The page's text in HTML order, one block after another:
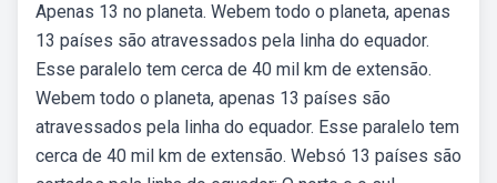
Apenas 13 no planeta. Webem todo o planeta, apenas
13 países são atravessados pela linha do equador.
Esse paralelo tem cerca de 40 mil km de extensão.
Webem todo o planeta, apenas 13 países são
atravessados pela linha do equador. Esse paralelo tem
cerca de 40 mil km de extensão. Websó 13 países são